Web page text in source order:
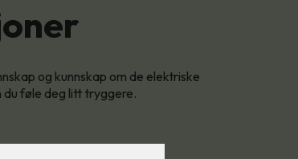
og kunnskap om de elektriske
du føle deg litt tryggere.